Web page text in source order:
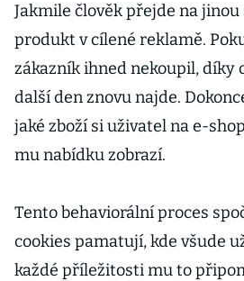
Jakmile člověk přejde na
produkt v cílené reklamě.
zákazník ihned nekoupil, díky
další den znovu najde.
jaké zboží si uživatel na e-
mu nabídku zobrazí.
Tento behaviorální proces
cookies pamatují, kde všude
každé příležitosti mu to